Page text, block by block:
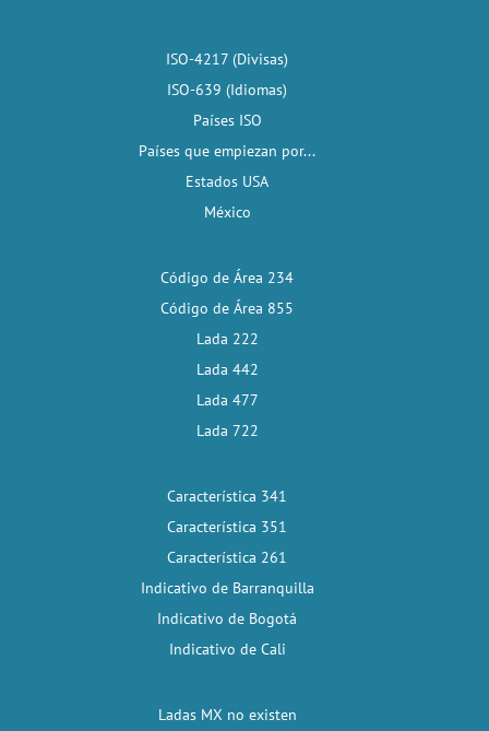
ISO-4217 (Divisas)
ISO-639 (Idiomas)
Países ISO
Países que empiezan por...
Estados USA
México
Código de Área 234
Código de Área 855
Lada 222
Lada 442
Lada 477
Lada 722
Característica 341
Característica 351
Característica 261
Indicativo de Barranquilla
Indicativo de Bogotá
Indicativo de Cali
Ladas MX no existen